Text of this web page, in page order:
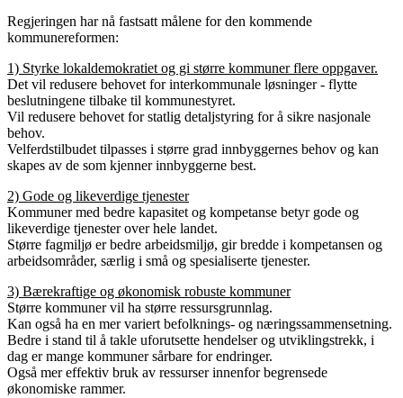
Regjeringen har nå fastsatt målene for den kommende
kommunereformen:
1) Styrke lokaldemokratiet og gi større kommuner flere oppgaver.
Det vil redusere behovet for interkommunale løsninger - flytte
beslutningene tilbake til kommunestyret.
Vil redusere behovet for statlig detaljstyring for å sikre nasjonale
behov.
Velferdstilbudet tilpasses i større grad innbyggernes behov og kan
skapes av de som kjenner innbyggerne best.
2) Gode og likeverdige tjenester
Kommuner med bedre kapasitet og kompetanse betyr gode og
likeverdige tjenester over hele landet.
Større fagmiljø er bedre arbeidsmiljø, gir bredde i kompetansen og
arbeidsområder, særlig i små og spesialiserte tjenester.
3) Bærekraftige og økonomisk robuste kommuner
Større kommuner vil ha større ressursgrunnlag.
Kan også ha en mer variert befolknings- og næringssammensetning.
Bedre i stand til å takle uforutsette hendelser og utviklingstrekk, i
dag er mange kommuner sårbare for endringer.
Også mer effektiv bruk av ressurser innenfor begrensede
økonomiske rammer.